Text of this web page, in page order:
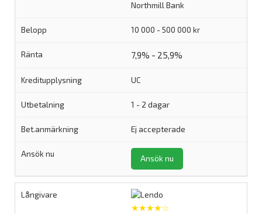
Northmill Bank
10 000 - 500 000 kr
7,9% - 25,9%
UC
1 - 2 dagar
Ej accepterade
Ansök nu
★★★★☆